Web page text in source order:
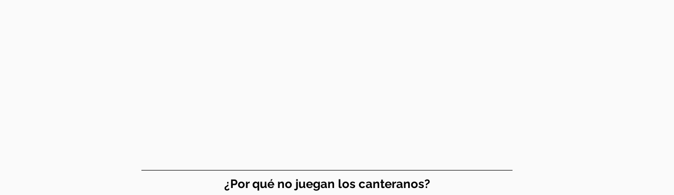
¿Por qué no juegan los canteranos?